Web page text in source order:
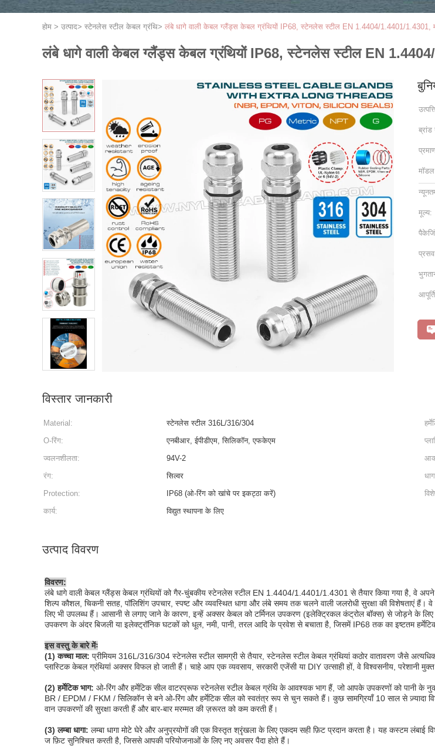
होम > उत्पाद> स्टेनलेस स्टील केबल ग्रंथि> लंबे धागे वाली केबल ग्लैंड्स केबल ग्रंथियों IP68, स्टेनलेस स्टील EN 1.4404/1.4401/1.4301,
लंबे धागे वाली केबल ग्लैंड्स केबल ग्रंथियों IP68, स्टेनलेस स्टील EN
ब्रांड
मूल्य:
विस्तार जानकारी
Material: स्टेनलेस स्टील 316L/316/304
O-रिंग:
एनबीआर, ईपीडीएम, सिलिकॉन, एफकेएम
ज्वलनशीलता:
94V-2
रंग:
सिल्वर
Protection:
IP68 (ओ-रिंग को खांचे पर इकट्ठा करें)
कार्य:
विद्युत स्थापना के लिए
उत्पाद विवरण
विवरण:
लंबे धागे वाली केबल ग्लैंड्स केबल ग्रंथियों को गैर-चुंबकीय स्टेनलेस स्टील EN 1.4404/1.4401/1.4301 से तैयार किया गया है, वे
शिल्प कौशल, चिकनी सतह, पॉलिशिंग उपचार, स्पष्ट और व्यवस्थित धागा और लंबे समय तक चलने वाली जलरोधी सुरक्षा की
लिए भी उपलब्ध हैं। आसानी से लगाए जाने के कारण, इन्हें अक्सर केबल को टर्मिनल उपकरण (इलेक्ट्रिकल कंट्रोल बॉक्स) से जोड़ने के
उपकरण के अंदर बिजली या इलेक्ट्रॉनिक घटकों को धूल, नमी, पानी, तरल आदि के प्रवेश से बचाता है, जिसमें IP68 तक का इष्टतम
इस वस्तु के बारे मेंः
(1) कच्चा माल: प्रीमियम 316L/316/304 स्टेनलेस स्टील सामग्री से तैयार, स्टेनलेस स्टील केबल ग्रंथियां कठोर वातावरण जैसे
प्लास्टिक केबल ग्रंथियां अक्सर विफल हो जाती हैं। चाहे आप एक व्यवसाय, सरकारी एजेंसी या DIY उत्साही हों, वे विश्वसनीय, परेशानी
(2) हर्मेटिक भाग: ओ-रिंग और हर्मेटिक सील वाटरप्रूफ स्टेनलेस स्टील केबल ग्रंथि के आवश्यक भाग हैं, जो आपके उपकरणों को पानी के
BR / EPDM / FKM / सिलिकॉन से बने ओ-रिंग और हर्मेटिक सील को स्वतंत्र रूप से चुन सकते हैं। कुछ सामग्रियाँ 10 साल से
वान उपकरणों की सुरक्षा करती हैं और बार-बार मरम्मत की ज़रूरत को कम करती हैं।
(3) लम्बा धागा: लम्बा धागा मोटे घेरे और अनुप्रयोगों की एक विस्तृत श्रृंखला के लिए एकदम सही फ़िट प्रदान करता है। यह कस्टम
ज फ़िट सुनिश्चित करती है, जिससे आपकी परियोजनाओं के लिए नए अवसर पैदा होते हैं।